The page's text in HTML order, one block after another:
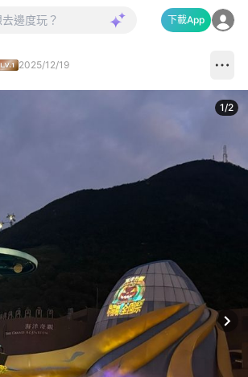
下載App
2025/12/19
1/2